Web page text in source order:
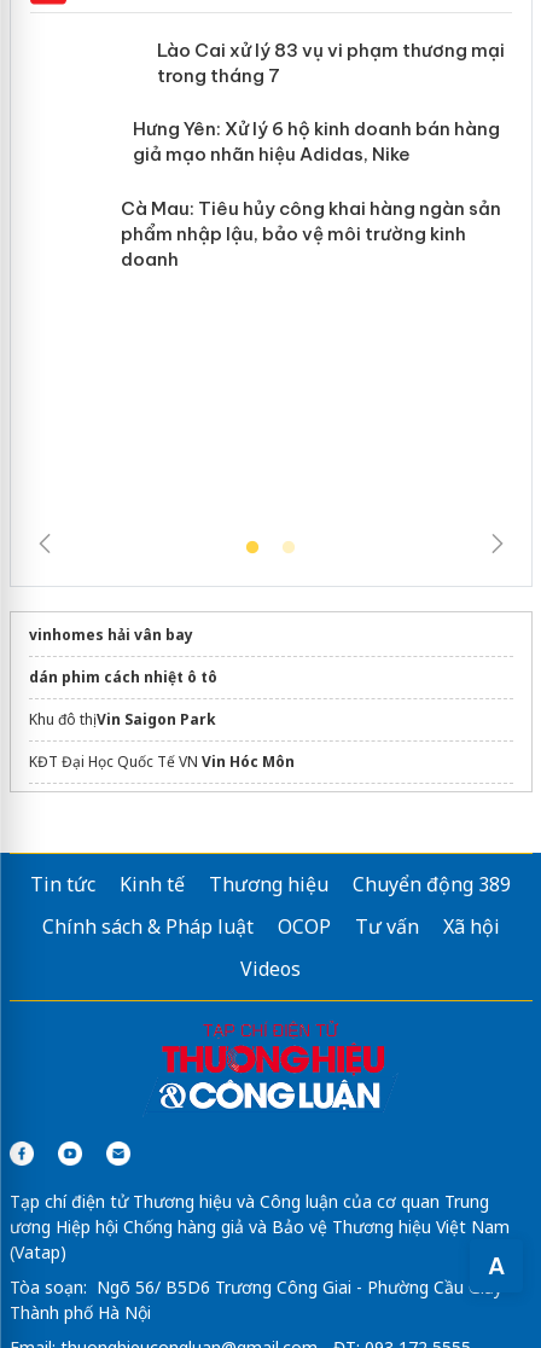
A
Lào Cai xử lý 83 vụ vi phạm thương
mại trong tháng 7
Hưng Yên: Xử lý 6 hộ kinh doanh bán
hàng giả mạo nhãn hiệu Adidas, Nike
vinhomes hải vân bay
dán phim cách nhiệt ô tô
Khu đô thịVin Saigon Park
KĐT Đại Học Quốc Tế VN Vin Hóc Môn
Chính sách mở bán sungroup bắc ninh
ra mắtvin làng vân
ở đâu?
Tin tức Kinh tế Thương hiệu
Chuyển động 389
Chính sách & Pháp luật
OCOP Tư vấn
Xã hội
Videos
Tạp chí điện tử Thương hiệu và Công luận của cơ quan Trung
ương Hiệp hội Chống hàng giả và Bảo vệ Thương hiệu Việt Nam
(Vatap)
Tòa soạn: Ngõ 56/ B5D6 Trương Công Giai - Phường Cầu Giấy -
Thành phố Hà Nội